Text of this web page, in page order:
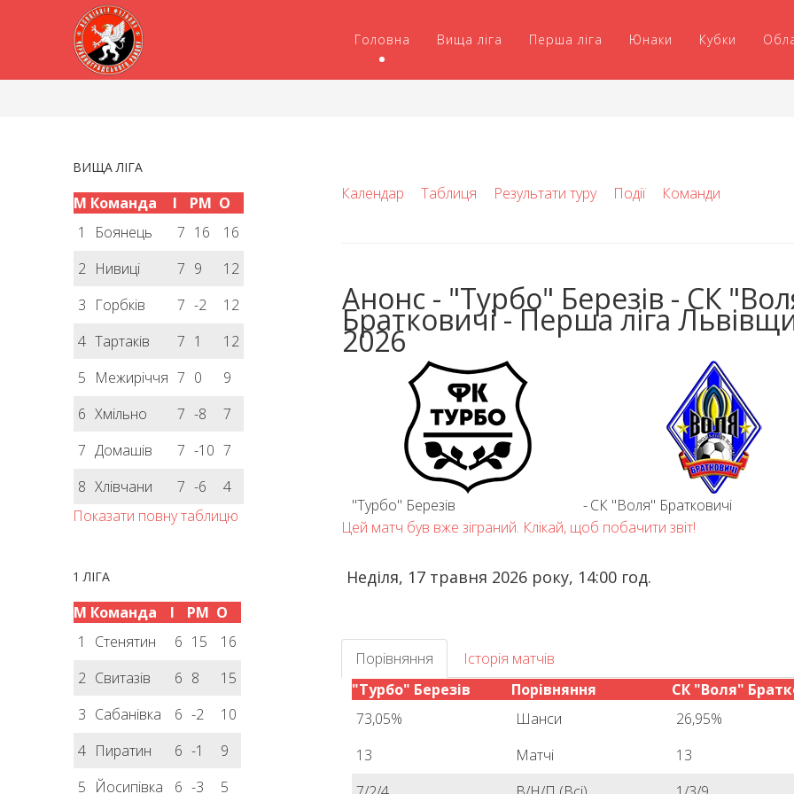
Головна Вища ліга Перша ліга Юнаки Кубки
ВИЩА ЛІГА
М Команда І РМ О
1
Боянець 7 16
16
2 Нивиці 7 9
12
3 Горбків 7 -2
12
4 Тартаків 7 1
12
5 Межиріччя 7 0
9
6 Хмільно 7 -8
7
7 Домашів 7 -10 7
8 Хлівчани 7 -6
4
Показати повну таблицю
1 ЛІГА
М Команда І РМ О
1
Стенятин 6 15
16
2 Свитазів 6 8
15
3 Сабанівка 6 -2
10
4 Пиратин 6 -1
9
5 Йосипівка 6 -3
5
Календар Таблиця Результати туру Події Команди
Анонс - "Турбо" Березів - СК
Братковичі - Перша ліга
2026
"Турбо" Березів -СК "Воля" Братковичі
Цей матч був вже зіграний. Клікай, щоб побачити звіт!
Неділя, 17 травня 2026 року, 14:00 год.
Порівняння
Історія матчів
"Турбо" Березів
Порівняння
СК "Воля"
73,05%
Шанси
26,95%
13
Матчі
13